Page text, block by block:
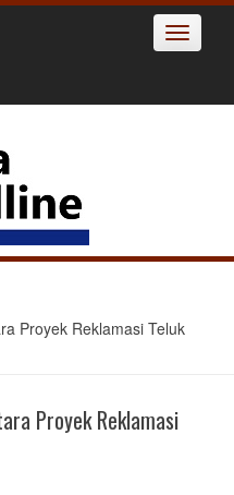
Toggle
Proyek Reklamasi Teluk
Proyek Reklamasi